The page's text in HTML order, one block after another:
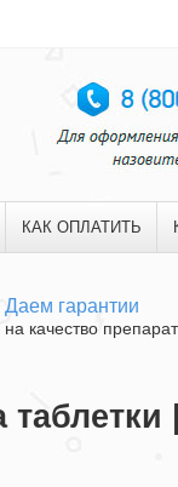
КАК ОПЛАТИТЬ
Даем гарантии
на качество